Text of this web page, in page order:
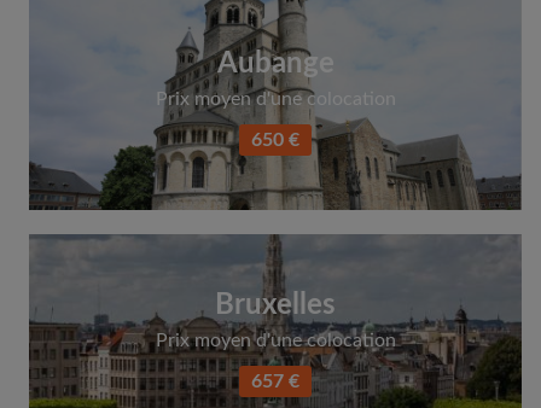
Aubange
Prix moyen d'une colocation
650 €
Bruxelles
Prix moyen d'une colocation
657 €